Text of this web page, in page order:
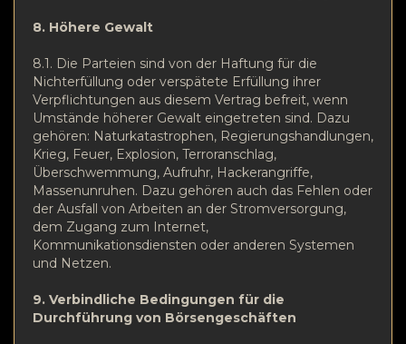
8. Höhere Gewalt
8.1. Die Parteien sind von der Haftung für die
Nichterfüllung oder verspätete Erfüllung ihrer
Verpflichtungen aus diesem Vertrag befreit, wenn
Umstände höherer Gewalt eingetreten sind. Dazu
gehören: Naturkatastrophen, Regierungshandlungen,
Krieg, Feuer, Explosion, Terroranschlag,
Überschwemmung, Aufruhr, Hackerangriffe,
Massenunruhen. Dazu gehören auch das Fehlen oder
der Ausfall von Arbeiten an der Stromversorgung,
dem Zugang zum Internet,
Kommunikationsdiensten oder anderen Systemen
und Netzen.
9. Verbindliche Bedingungen für die
Durchführung von Börsengeschäften